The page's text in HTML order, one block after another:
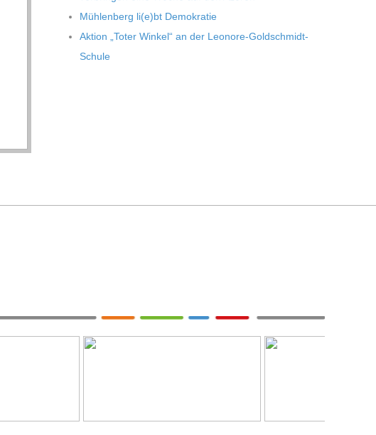
Müh­len­berg li(e)bt Demokratie
Aktion „Toter Win­kel“ an der Leonore-Goldschmidt-
Schule